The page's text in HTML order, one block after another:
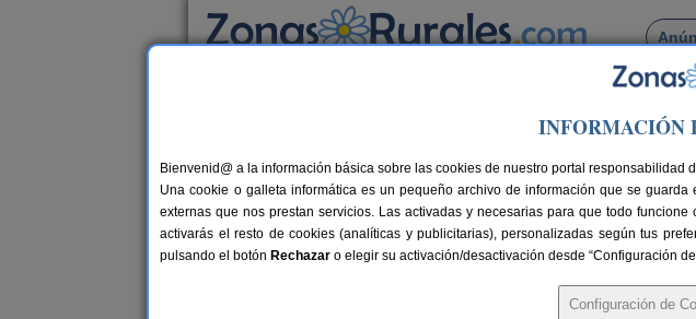
Busca por pueblo
Casas Rurales cerca de La Aljorra
INFORMACIÓN
Bienvenid@ a la información básica sobre las cookies de nuestro portal responsabilidad
Una cookie o galleta informática es un pequeño archivo de información que se
externas que nos prestan servicios. Las activadas y necesarias para que todo
activarás el resto de cookies (analíticas y publicitarias), personalizadas según tus
pulsando el botón Rechazar o elegir su activación/desactivación desde “Configuración